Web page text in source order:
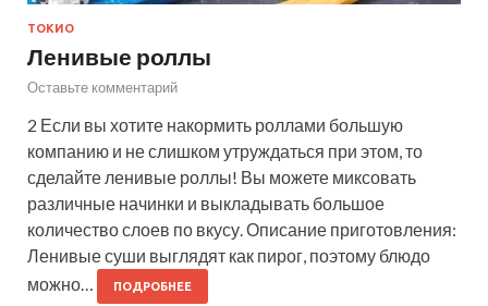
ТОКИО
Ленивые роллы
Оставьте комментарий
2 Если вы хотите накормить роллами большую
компанию и не слишком утруждаться при этом, то
сделайте ленивые роллы! Вы можете миксовать
различные начинки и выкладывать большое
количество слоев по вкусу. Описание приготовления:
Ленивые суши выглядят как пирог, поэтому блюдо
можно…
ПОДРОБНЕЕ